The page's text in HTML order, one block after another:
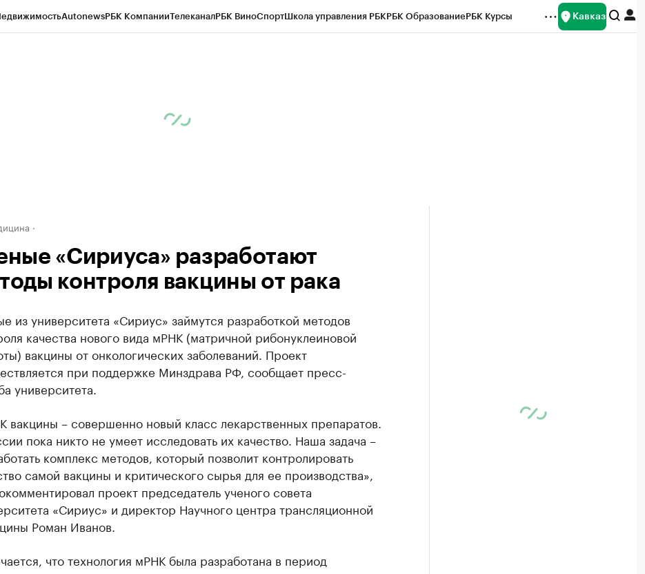
AutonewsРБК КомпанииТелеканалРБК ВиноСпортШкола управления РБКРБК ОбразованиеРБК Курсы Кавказ
«Сириуса» разработают
контроля вакцины от рака
из университета «Сириус» займутся разработкой методов
качества нового вида мРНК (матричной рибонуклеиновой
вакцины от онкологических заболеваний. Проект
при поддержке Минздрава РФ, сообщает пресс-
университета.
вакцины – совершенно новый класс лекарственных препаратов.
пока никто не умеет исследовать их качество. Наша задача –
комплекс методов, который позволит контролировать
самой вакцины и критического сырья для ее производства»,
проект председатель ученого совета
«Сириус» и директор Научного центра трансляционной
Роман Иванов.
что технология мРНК была разработана в период